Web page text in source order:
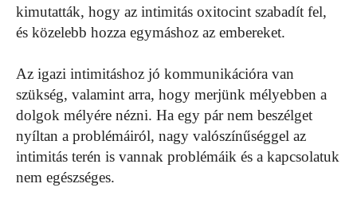
kimutatták, hogy az intimitás oxitocint szabadít fel,
és közelebb hozza egymáshoz az embereket.
Az igazi intimitáshoz jó kommunikációra van
szükség, valamint arra, hogy merjünk mélyebben a
dolgok mélyére nézni. Ha egy pár nem beszélget
nyíltan a problémáiról, nagy valószínűséggel az
intimitás terén is vannak problémáik és a kapcsolatuk
nem egészséges.